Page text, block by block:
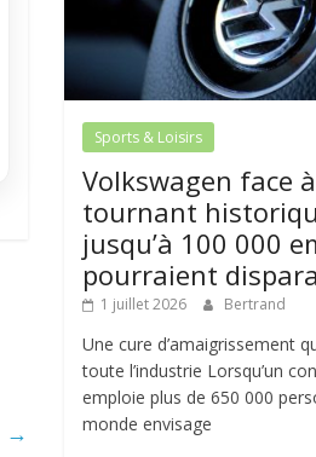
→
Sports & Loisirs
Volkswagen face
tournant
jusqu’à 100 000
pourraient
1 juillet 2026 Bertrand
Une cure d’amaigrissement
toute l’industrie Lorsqu’un
emploie plus de 650 000
monde envisage